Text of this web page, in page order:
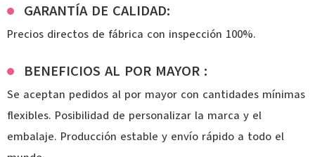
GARANTÍA DE CALIDAD:
Precios directos de fábrica con inspección 100%.
BENEFICIOS AL POR MAYOR :
Se aceptan pedidos al por mayor con cantidades mínimas
flexibles. Posibilidad de personalizar la marca y el
embalaje. Producción estable y envío rápido a todo el